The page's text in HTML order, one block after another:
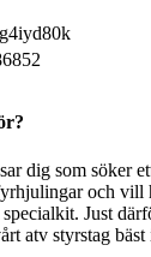
dig som söker
och vill
Just
atv styrstag bäst